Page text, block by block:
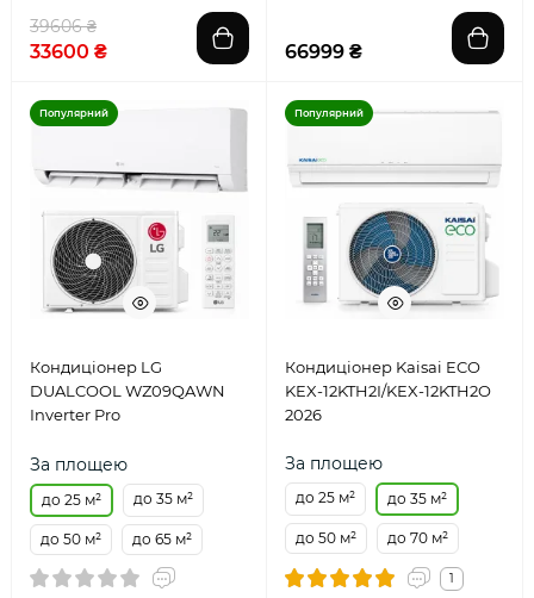
39606 ₴
33600 ₴ 66999 ₴
Популярний
Кондиціонер LG
DUALCOOL WZ09QAWN
Inverter Pro
За площею
до 25 м² до 35 м²
до 50 м² до 65 м²
Популярний
Кондиціонер Kaisai ECO
KEX-12KTH2I/KEX-12KTH2O
2026
За площею
до 25 м² до 35 м²
до 50 м² до 70 м²
1